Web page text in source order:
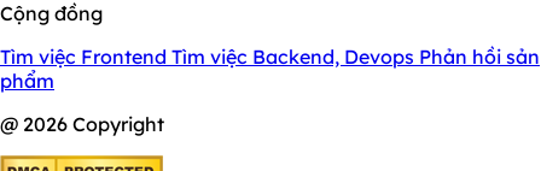
Cộng đồng
Tìm việc Frontend Tìm việc Backend, Devops Phản hồi sản
phẩm
@ 2026 Copyright